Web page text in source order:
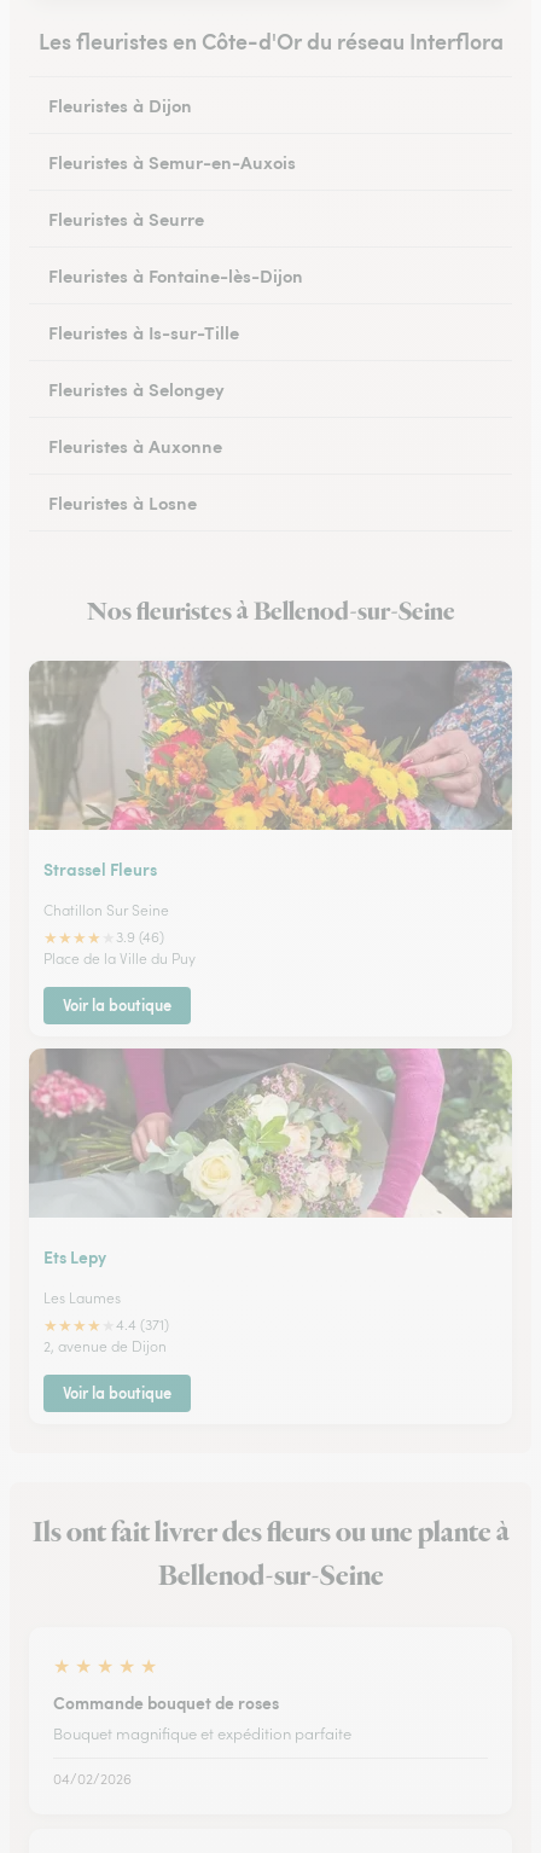
Les fleuristes en Côte-d'Or du réseau Interflora
Fleuristes à Dijon
Fleuristes à Semur-en-Auxois
Fleuristes à Seurre
Fleuristes à Fontaine-lès-Dijon
Fleuristes à Is-sur-Tille
Fleuristes à Selongey
Fleuristes à Auxonne
Fleuristes à Losne
Fleuristes à Meursault
Nos fleuristes à Bellenod-sur-Seine
Strassel Fleurs
Chatillon Sur Seine
★★★★
3.9 (46)
Place de la Ville du Puy
Voir la boutique
Ets Lepy
Les Laumes
★★★★
4.4 (371)
2, avenue de Dijon
Voir la boutique
Ils ont fait livrer des fleurs ou une plante à
Bellenod-sur-Seine
★ ★ ★ ★ ★
Commande bouquet de roses
Bouquet magnifique et expédition parfaite
04/02/2026